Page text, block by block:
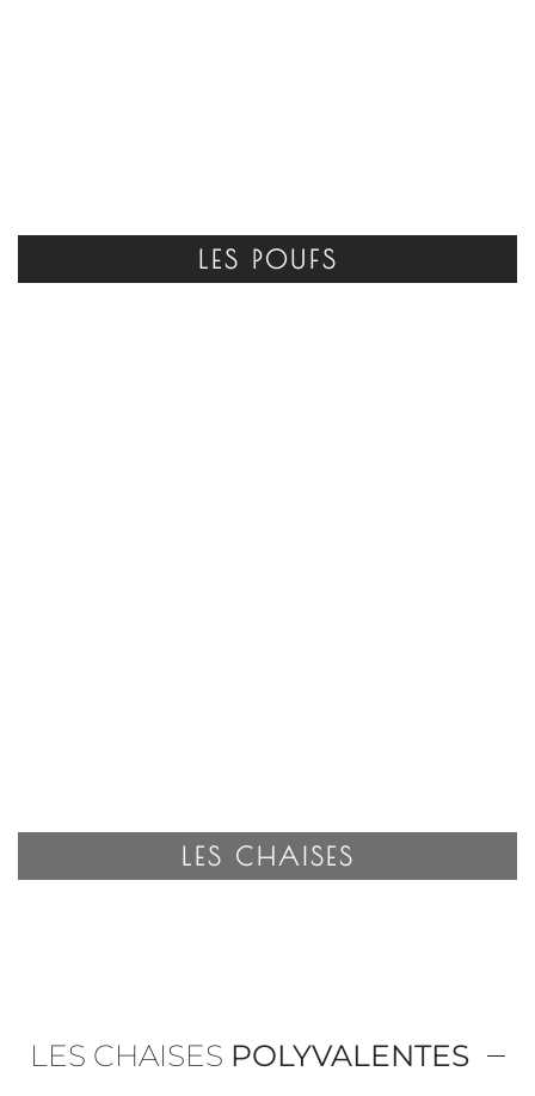
LES POUFS
LES CHAISES
LES CHAISES POLYVALENTES